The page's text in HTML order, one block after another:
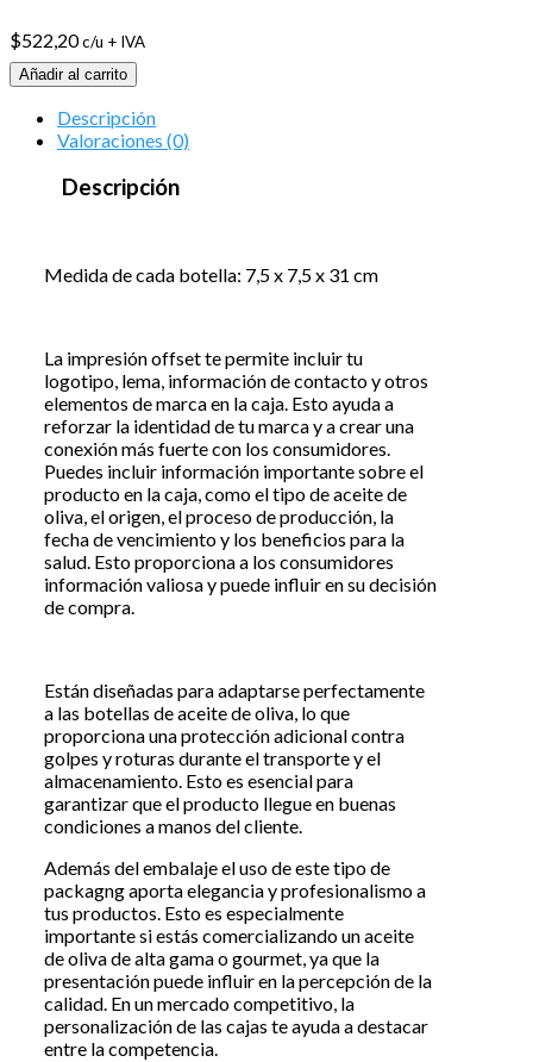
$522,20c/u + IVA
Añadir al carrito
Descripción
Valoraciones (0)
Descripción
Medida de cada botella: 7,5 x 7,5 x 31 cm
La impresión offset te permite incluir tu
logotipo, lema, información de contacto y otros
elementos de marca en la caja. Esto ayuda a
reforzar la identidad de tu marca y a crear una
conexión más fuerte con los consumidores.
Puedes incluir información importante sobre el
producto en la caja, como el tipo de aceite de
oliva, el origen, el proceso de producción, la
fecha de vencimiento y los beneficios para la
salud. Esto proporciona a los consumidores
información valiosa y puede influir en su decisión
de compra.
Están diseñadas para adaptarse perfectamente
a las botellas de aceite de oliva, lo que
proporciona una protección adicional contra
golpes y roturas durante el transporte y el
almacenamiento. Esto es esencial para
garantizar que el producto llegue en buenas
condiciones a manos del cliente.
Además del embalaje el uso de este tipo de
packagng aporta elegancia y profesionalismo a
tus productos. Esto es especialmente
importante si estás comercializando un aceite
de oliva de alta gama o gourmet, ya que la
presentación puede influir en la percepción de la
calidad. En un mercado competitivo, la
personalización de las cajas te ayuda a destacar
entre la competencia.